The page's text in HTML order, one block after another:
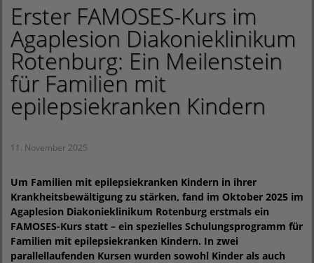
Erster FAMOSES-Kurs im
Agaplesion Diakonieklinikum
Rotenburg: Ein Meilenstein
für Familien mit
epilepsiekranken Kindern
11. November 2025
Um Familien mit epilepsiekranken Kindern in ihrer
Krankheitsbewältigung zu stärken, fand im Oktober 2025 im
Agaplesion Diakonieklinikum Rotenburg erstmals ein
FAMOSES-Kurs statt – ein spezielles Schulungsprogramm für
Familien mit epilepsiekranken Kindern. In zwei
parallellaufenden Kursen wurden sowohl Kinder als auch